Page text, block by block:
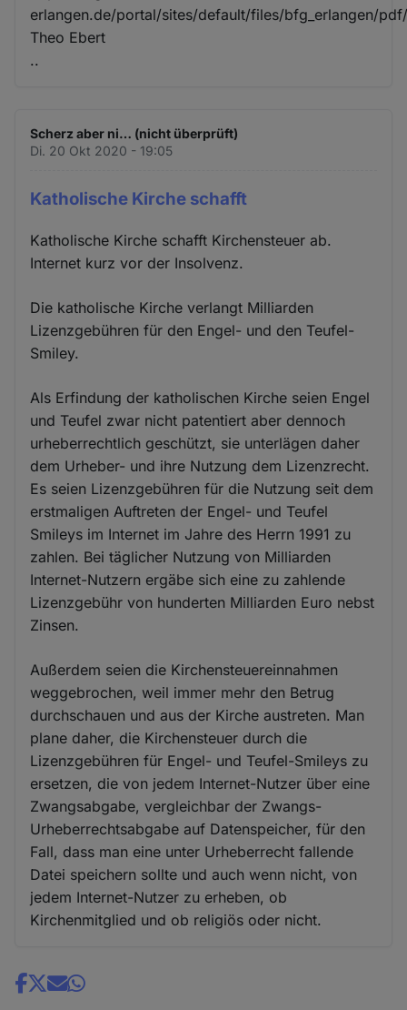
erlangen.de/portal/sites/default/files/bfg_erlangen/
Theo Ebert
..
Scherz aber ni… (nicht überprüft)
Di. 20 Okt 2020 - 19:05
Katholische Kirche schafft
Katholische Kirche schafft Kirchensteuer ab.
Internet kurz vor der Insolvenz.
Die katholische Kirche verlangt Milliarden
Lizenzgebühren für den Engel- und den Teufel-
Smiley.
Als Erfindung der katholischen Kirche seien Engel
und Teufel zwar nicht patentiert aber dennoch
urheberrechtlich geschützt, sie unterlägen daher
dem Urheber- und ihre Nutzung dem Lizenzrecht.
Es seien Lizenzgebühren für die Nutzung seit dem
erstmaligen Auftreten der Engel- und Teufel
Smileys im Internet im Jahre des Herrn 1991 zu
zahlen. Bei täglicher Nutzung von Milliarden
Internet-Nutzern ergäbe sich eine zu zahlende
Lizenzgebühr von hunderten Milliarden Euro nebst
Zinsen.
Außerdem seien die Kirchensteuereinnahmen
weggebrochen, weil immer mehr den Betrug
durchschauen und aus der Kirche austreten. Man
plane daher, die Kirchensteuer durch die
Lizenzgebühren für Engel- und Teufel-Smileys zu
ersetzen, die von jedem Internet-Nutzer über eine
Zwangsabgabe, vergleichbar der Zwangs-
Urheberrechtsabgabe auf Datenspeicher, für den
Fall, dass man eine unter Urheberrecht fallende
Datei speichern sollte und auch wenn nicht, von
jedem Internet-Nutzer zu erheben, ob
Kirchenmitglied und ob religiös oder nicht.
Share